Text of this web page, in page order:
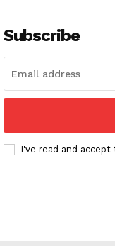
Subscribe
I've read and accept